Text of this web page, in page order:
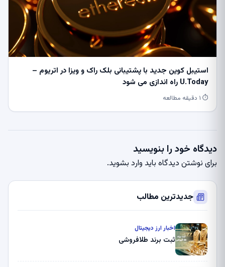
استیبل کوین جدید با پشتیبانی بلک راک و ویزا در اتریوم –
U.Today راه اندازی می شود
⏱ ۱ دقیقه مطالعه
دیدگاه خود را بنویسید
برای نوشتن دیدگاه باید وارد بشوید.
جدیدترین مطالب
اخبار ارز دیجیتال
ثبت برند طلافروشی